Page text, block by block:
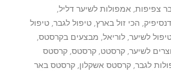
צפיפות, אמפולות לשיער דליל,
דנסיפיק, הכי זול בארץ, טיפול לגבר, טיפול
לשיער, לוריאל, מבצעים בקרסטס,
לשיער, קרסטט, קרסטס, קרסטס
לגבר, קרסטס אשקלון, קרסטס באר